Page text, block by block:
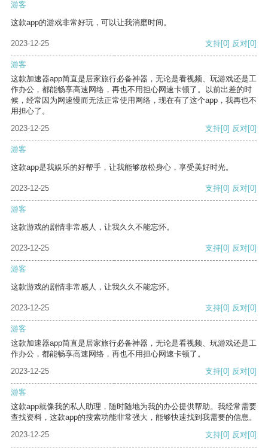
游客
这款app的游戏非常好玩，可以让我消磨时间。
2023-12-25 支持[0] 反对[0]
游客
这款加速器app简直是居家旅行必备神器，无论是看视频、玩游戏还是工
作办公，都能畅享高速网络，再也不用担心网速卡顿了。以前出差的时
候，经常因为网速慢而无法正常使用网络，现在有了这个app，我再也不
用担心了。
2023-12-25
支持[0] 反对[0]
游客
这款app是我娱乐的好帮手，让我能够放松身心，享受美好时光。
2023-12-25 支持[0] 反对[0]
游客
这款游戏的剧情非常感人，让我久久不能忘怀。
2023-12-25 支持[0] 反对[0]
游客
这款游戏的剧情非常感人，让我久久不能忘怀。
2023-12-25 支持[0] 反对[0]
游客
这款加速器app简直是居家旅行必备神器，无论是看视频、玩游戏还是工
作办公，都能畅享高速网络，再也不用担心网速卡顿了。
2023-12-25
支持[0] 反对[0]
游客
这款app就像我的私人助理，随时随地为我的办公提供帮助。我经常需要
查找资料，这款app的搜索功能非常强大，能够快速找到我需要的信息。
2023-12-25
支持[0] 反对[0]